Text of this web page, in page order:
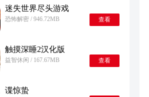
迷失世界尽头游戏
恐怖解密 / 946.72MB 查看
触摸深睡2汉化版
益智休闲 / 167.67MB 查看
谍惊蛰